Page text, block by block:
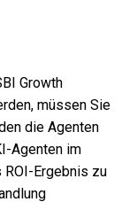
Growth
müssen Sie
die Agenten
Agenten im
ROI-Ergebnis zu